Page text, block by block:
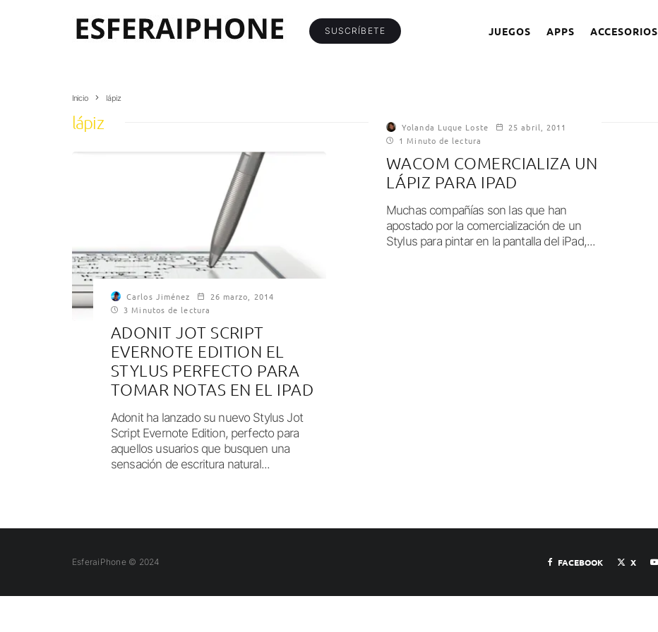
SUSCRÍBETE JUEGOS APPS ACCESORIOS
Inicio lápiz
lápiz
Carlos Jiménez
26 marzo, 2014
3 Minutos de lectura
ADONIT JOT SCRIPT
EVERNOTE EDITION EL
STYLUS PERFECTO PARA
TOMAR NOTAS EN EL IPAD
Adonit ha lanzado su nuevo Stylus Jot
Script Evernote Edition, perfecto para
aquellos usuarios que busquen una
sensación de escritura natural...
Yolanda Luque Loste
25 abril, 2011
1 Minuto de lectura
WACOM COMERCIALIZA UN
LÁPIZ PARA IPAD
Muchas compañías son las que han
apostado por la comercialización de un
Stylus para pintar en la pantalla del iPad,...
EsferaiPhone © 2024 FACEBOOK X